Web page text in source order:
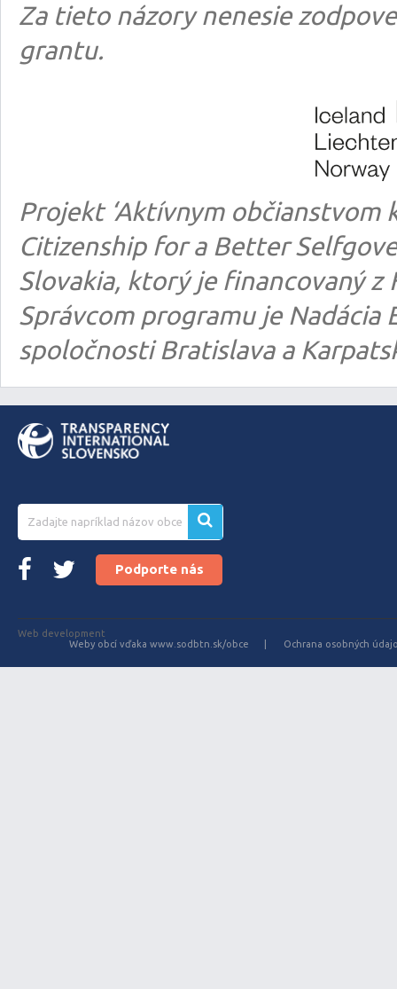
Za tieto názory nenesie
grantu.
Projekt ‘Aktívnym občianstvom
Citizenship for a Better
Slovakia, ktorý je financovaný z
Správcom programu je
spoločnosti Bratislava a
Podporte nás
Web development
Weby obcí vďaka www.sodbtn.sk/obce
Ochrana osobných